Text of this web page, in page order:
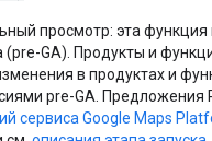
просмотр: эта
GA). Продукты и
в продуктах и
pre-GA. Предложения
сервиса Google Maps